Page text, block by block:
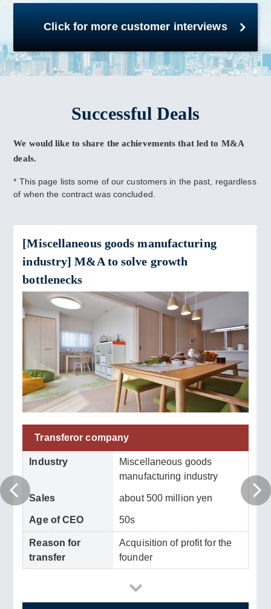
Click for more customer interviews
Successful Deals
We would like to share the achievements that led to M&A
deals.
* This page lists some of our customers in the past, regardless
of when the contract was concluded.
[Miscellaneous goods manufacturing
industry] M&A to solve growth
bottlenecks
Transferor company
Industry
Miscellaneous goods
manufacturing industry
Sales about 500 million yen
Age of CEO 50s
Reason for
transfer
Acquisition of profit for the
founder